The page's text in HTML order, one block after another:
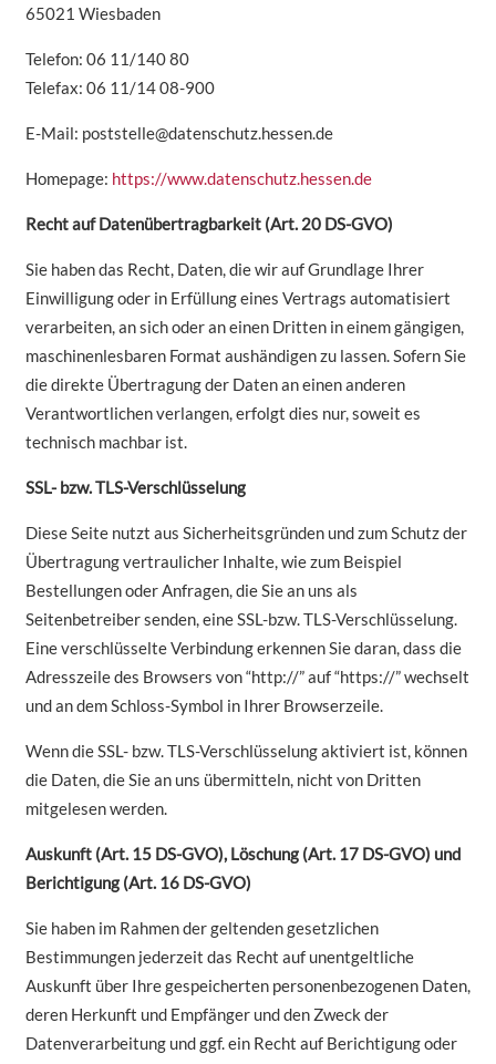
65021 Wiesbaden
Telefon: 06 11/140 80
Telefax: 06 11/14 08-900
E-Mail: poststelle@datenschutz.hessen.de
Homepage: https://www.datenschutz.hessen.de
Recht auf Datenübertragbarkeit (Art. 20 DS-GVO)
Sie haben das Recht, Daten, die wir auf Grundlage Ihrer
Einwilligung oder in Erfüllung eines Vertrags automatisiert
verarbeiten, an sich oder an einen Dritten in einem gängigen,
maschinenlesbaren Format aushändigen zu lassen. Sofern Sie
die direkte Übertragung der Daten an einen anderen
Verantwortlichen verlangen, erfolgt dies nur, soweit es
technisch machbar ist.
SSL- bzw. TLS-Verschlüsselung
Diese Seite nutzt aus Sicherheitsgründen und zum Schutz der
Übertragung vertraulicher Inhalte, wie zum Beispiel
Bestellungen oder Anfragen, die Sie an uns als
Seitenbetreiber senden, eine SSL-bzw. TLS-Verschlüsselung.
Eine verschlüsselte Verbindung erkennen Sie daran, dass die
Adresszeile des Browsers von “http://” auf “https://” wechselt
und an dem Schloss-Symbol in Ihrer Browserzeile.
Wenn die SSL- bzw. TLS-Verschlüsselung aktiviert ist, können
die Daten, die Sie an uns übermitteln, nicht von Dritten
mitgelesen werden.
Auskunft (Art. 15 DS-GVO), Löschung (Art. 17 DS-GVO) und
Berichtigung (Art. 16 DS-GVO)
Sie haben im Rahmen der geltenden gesetzlichen
Bestimmungen jederzeit das Recht auf unentgeltliche
Auskunft über Ihre gespeicherten personenbezogenen Daten,
deren Herkunft und Empfänger und den Zweck der
Datenverarbeitung und ggf. ein Recht auf Berichtigung oder